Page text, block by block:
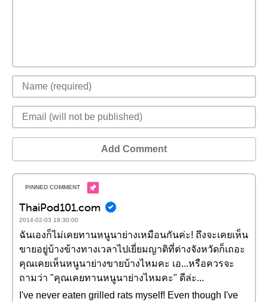
Add Comment
ThaiPod101.com
2014-02-03 18:30:00
ฉันเองก็ไม่เคยทานหนูนาย่างเหมือนกันค่ะ! ถึงจะเคยเห็น
ขายอยู่บ้างข้างทางเวลาไปเยี่ยมญาติที่ต่างจังหวัดก็เถอะ
คุณเคยเห็นหนูนาย่างขายบ้างไหมคะ เอ...หรือควรจะ
ถามว่า "คุณเคยทานหนูนาย่างไหมคะ" ดีล่ะ...
I've never eaten grilled rats myself! Even though I've